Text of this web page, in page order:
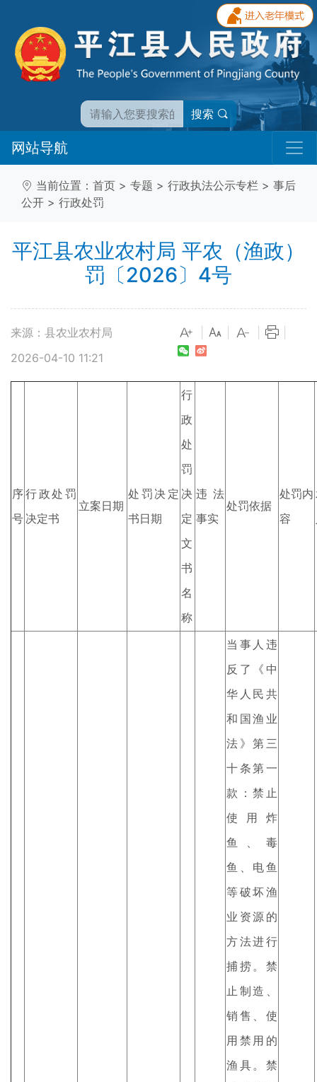
搜索
网站导航
当前位置： 首页 > 专题 > 行政执法公示专栏 > 事后
公开 > 行政处罚
平江县农业农村局 平农（渔政）
罚〔2026〕4号
来源：县农业农村局
2026-04-10 11:21
序
号
行政处罚
决定书
立案日期
处罚决定
书日期
行
政
处
罚
决
定
文
书
名
称
违法
事实
处罚依据
处罚内
容
当事人违
反了《中
华人民共
和国渔业
法》第三
十条第一
款：禁止
使用炸
鱼、毒
鱼、电鱼
等破坏渔
业资源的
方法进行
捕捞。禁
止制造、
销售、使
用禁用的
渔具。禁